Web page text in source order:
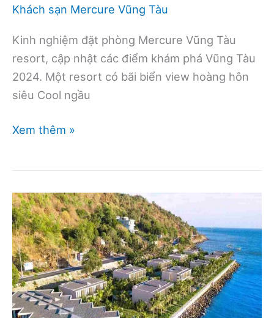
Khách sạn Mercure Vũng Tàu
Kinh nghiệm đặt phòng Mercure Vũng Tàu
resort, cập nhật các điểm khám phá Vũng Tàu
2024. Một resort có bãi biển view hoàng hôn
siêu Cool ngầu
Kinh
Mercure
Vũng
Tàu
Resort
Xem thêm »